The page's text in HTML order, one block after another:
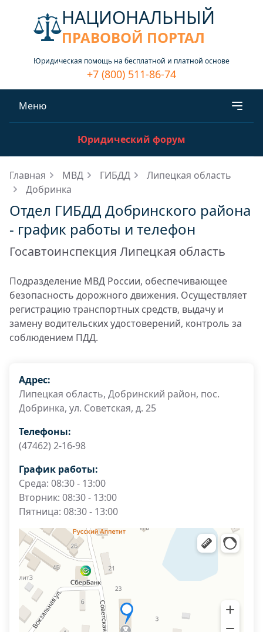
НАЦИОНАЛЬНЫЙ
ПРАВОВОЙ ПОРТАЛ
Юридическая помощь на бесплатной и платной основе
+7 (800) 511-86-74
Меню
Юридический форум
Главная МВД ГИБДД
Липецкая область
Добринка
Отдел ГИБДД Добринского района
- график работы и телефон
Госавтоинспекция Липецкая область
Подразделение МВД России, обеспечивающее
безопасность дорожного движения. Осуществляет
регистрацию транспортных средств, выдачу и
замену водительских удостоверений, контроль за
соблюдением ПДД.
Адрес:
Липецкая область, Добринский район, пос.
Добринка, ул. Советская, д. 25
Телефоны:
(47462) 2-16-98
График работы:
Среда: 08:30 - 13:00
Вторник: 08:30 - 13:00
Пятница: 08:30 - 13:00